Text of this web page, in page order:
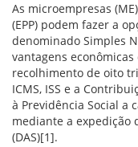
As microempresas
(EPP) podem fazer a
denominado Simples
vantagens
recolhimento de oito
ICMS, ISS e a
à Previdência Social a
mediante a expedição
(DAS)[1].